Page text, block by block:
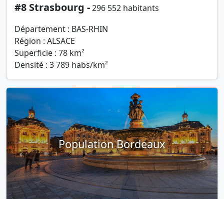
#8 Strasbourg -296 552 habitants
Département : BAS-RHIN
Région : ALSACE
Superficie : 78 km²
Densité : 3 789 habs/km²
Population Bordeaux